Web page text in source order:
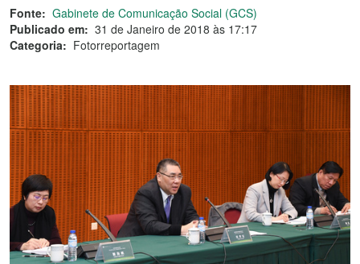
Fonte: Gabinete de Comunicação Social (GCS)
Publicado em: 31 de Janeiro de 2018 às 17:17
Categoria: Fotorreportagem